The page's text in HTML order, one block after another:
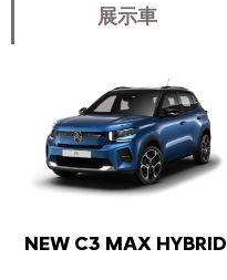
展示車
NEW C3 MAX HYBRID